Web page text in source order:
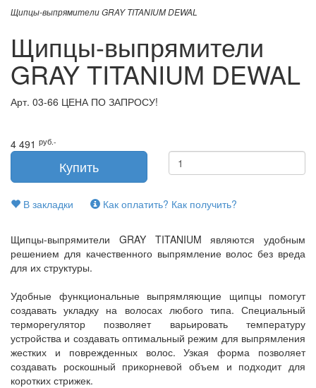
Щипцы-выпрямители GRAY TITANIUM DEWAL
Щипцы-выпрямители
GRAY TITANIUM DEWAL
Арт. 03-66 ЦЕНА ПО ЗАПРОСУ!
4 491 руб.-
В закладки Как оплатить? Как получить?
Щипцы-выпрямители GRAY TITANIUM являются удобным
решением для качественного выпрямление волос без вреда
для их структуры.
Удобные функциональные выпрямляющие щипцы помогут
создавать укладку на волосах любого типа. Специальный
терморегулятор позволяет варьировать температуру
устройства и создавать оптимальный режим для выпрямления
жестких и поврежденных волос. Узкая форма позволяет
создавать роскошный прикорневой объем и подходит для
коротких стрижек.